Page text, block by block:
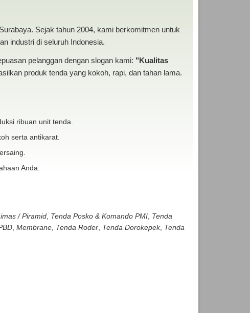
Sejak tahun 2004, kami berkomitmen untuk
industri di seluruh Indonesia.
pelanggan dengan slogan kami: "Kualitas
produk tenda yang kokoh, rapi, dan tahan lama.
ribuan unit tenda.
serta antikarat.
Anda.
/ Piramid, Tenda Posko & Komando PMI, Tenda
, Membrane, Tenda Roder, Tenda Dorokepek, Tenda